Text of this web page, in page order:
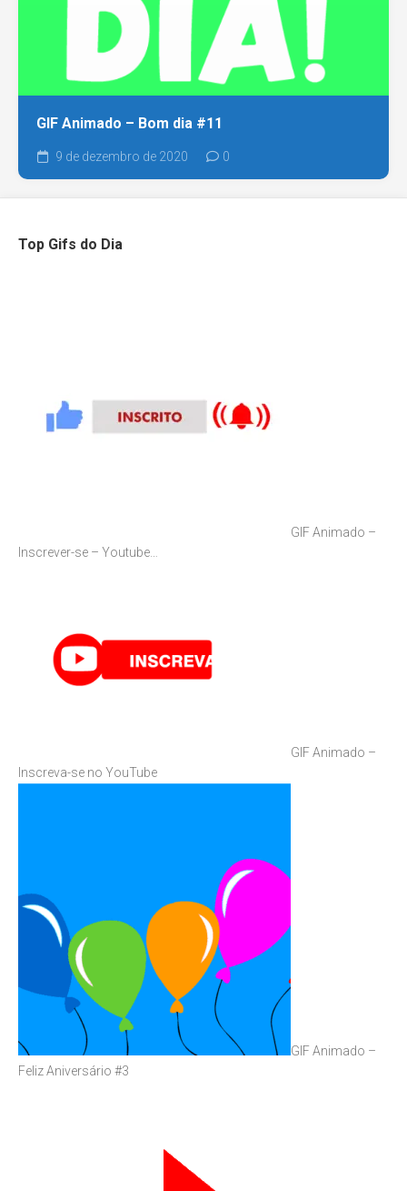
GIF Animado – Bom dia #11
9 de dezembro de 2020 0
Top Gifs do Dia
GIF Animado –
Inscrever-se – Youtube…
GIF Animado –
Inscreva-se no YouTube
GIF Animado –
Feliz Aniversário #3